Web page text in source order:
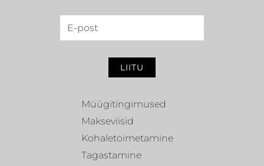
LIITU
Müügitingimused
Makseviisid
Kohaletoimetamine
Tagastamine